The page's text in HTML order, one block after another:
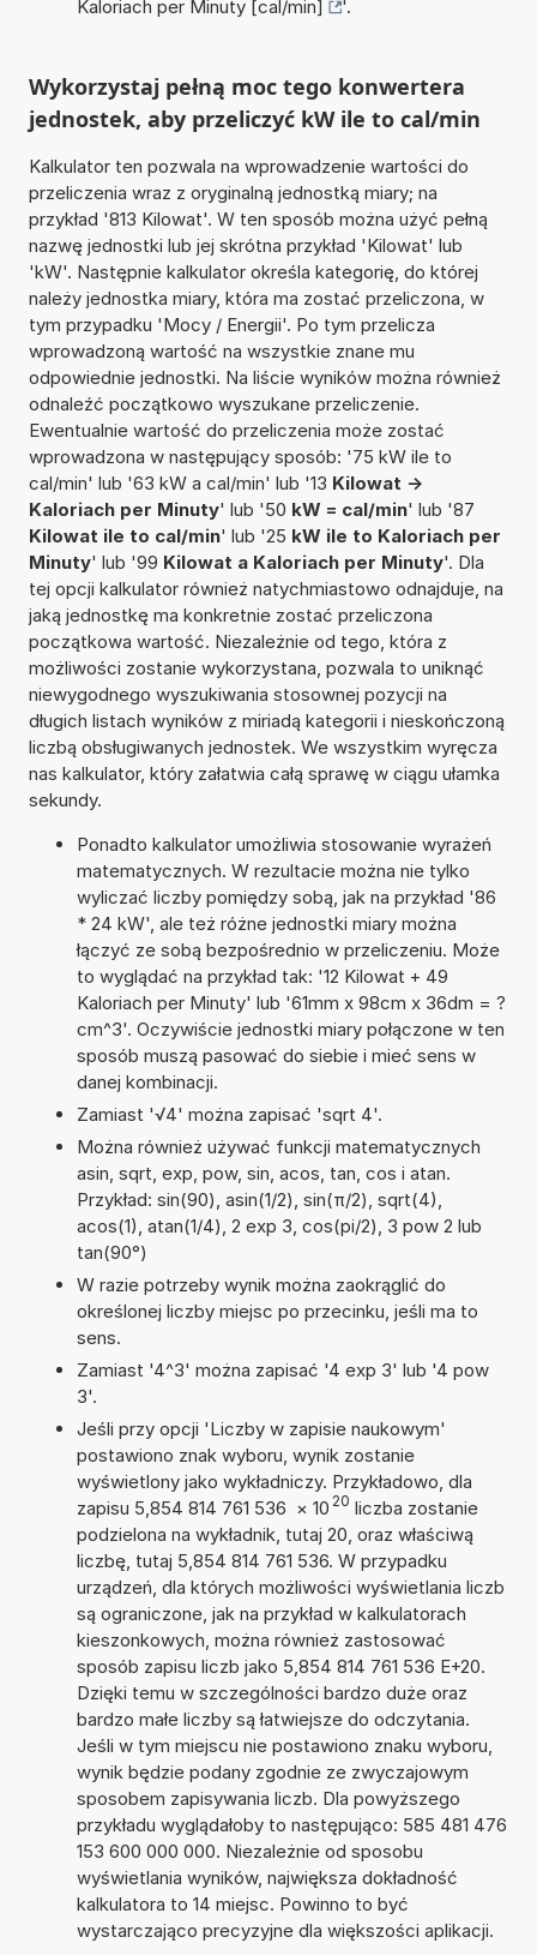
Kaloriach per Minuty [cal/min]
'.
Wykorzystaj pełną moc tego konwertera
jednostek, aby przeliczyć kW ile to cal/min
Kalkulator ten pozwala na wprowadzenie wartości do
przeliczenia wraz z oryginalną jednostką miary; na
przykład '813 Kilowat'. W ten sposób można użyć pełną
nazwę jednostki lub jej skrótna przykład 'Kilowat' lub
'kW'. Następnie kalkulator określa kategorię, do której
należy jednostka miary, która ma zostać przeliczona, w
tym przypadku 'Mocy / Energii'. Po tym przelicza
wprowadzoną wartość na wszystkie znane mu
odpowiednie jednostki. Na liście wyników można również
odnaleźć początkowo wyszukane przeliczenie.
Ewentualnie wartość do przeliczenia może zostać
wprowadzona w następujący sposób: '75 kW ile to
cal/min' lub '63 kW a cal/min' lub '13 Kilowat ->
Kaloriach per Minuty' lub '50 kW = cal/min' lub '87
Kilowat ile to cal/min' lub '25 kW ile to Kaloriach per
Minuty' lub '99 Kilowat a Kaloriach per Minuty'. Dla
tej opcji kalkulator również natychmiastowo odnajduje, na
jaką jednostkę ma konkretnie zostać przeliczona
początkowa wartość. Niezależnie od tego, która z
możliwości zostanie wykorzystana, pozwala to uniknąć
niewygodnego wyszukiwania stosownej pozycji na
długich listach wyników z miriadą kategorii i nieskończoną
liczbą obsługiwanych jednostek. We wszystkim wyręcza
nas kalkulator, który załatwia całą sprawę w ciągu ułamka
sekundy.
Ponadto kalkulator umożliwia stosowanie wyrażeń
matematycznych. W rezultacie można nie tylko
wyliczać liczby pomiędzy sobą, jak na przykład '86
* 24 kW', ale też różne jednostki miary można
łączyć ze sobą bezpośrednio w przeliczeniu. Może
to wyglądać na przykład tak: '12 Kilowat + 49
Kaloriach per Minuty' lub '61mm x 98cm x 36dm = ?
cm^3'. Oczywiście jednostki miary połączone w ten
sposób muszą pasować do siebie i mieć sens w
danej kombinacji.
Zamiast '√4' można zapisać 'sqrt 4'.
Można również używać funkcji matematycznych
asin, sqrt, exp, pow, sin, acos, tan, cos i atan.
Przykład: sin(90), asin(1/2), sin(π/2), sqrt(4),
acos(1), atan(1/4), 2 exp 3, cos(pi/2), 3 pow 2 lub
tan(90°)
W razie potrzeby wynik można zaokrąglić do
określonej liczby miejsc po przecinku, jeśli ma to
sens.
Zamiast '4^3' można zapisać '4 exp 3' lub '4 pow
3'.
Jeśli przy opcji 'Liczby w zapisie naukowym'
postawiono znak wyboru, wynik zostanie
wyświetlony jako wykładniczy. Przykładowo, dla
zapisu 5,854 814 761 536 × 10 20 liczba zostanie
podzielona na wykładnik, tutaj 20, oraz właściwą
liczbę, tutaj 5,854 814 761 536. W przypadku
urządzeń, dla których możliwości wyświetlania liczb
są ograniczone, jak na przykład w kalkulatorach
kieszonkowych, można również zastosować
sposób zapisu liczb jako 5,854 814 761 536 E+20.
Dzięki temu w szczególności bardzo duże oraz
bardzo małe liczby są łatwiejsze do odczytania.
Jeśli w tym miejscu nie postawiono znaku wyboru,
wynik będzie podany zgodnie ze zwyczajowym
sposobem zapisywania liczb. Dla powyższego
przykładu wyglądałoby to następująco: 585 481 476
153 600 000 000. Niezależnie od sposobu
wyświetlania wyników, największa dokładność
kalkulatora to 14 miejsc. Powinno to być
wystarczająco precyzyjne dla większości aplikacji.